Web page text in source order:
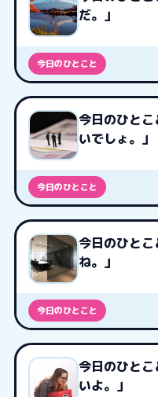
だ。」
今日のひとこと
今日のひと
いでしょ。」
今日のひとこと
今日のひと
ね。」
今日のひとこと
今日のひと
いよ。」